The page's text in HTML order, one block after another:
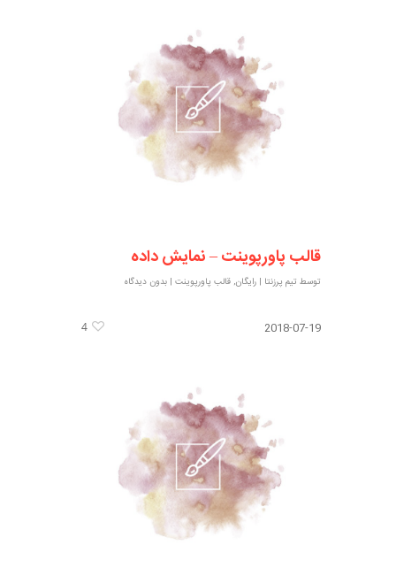
قالب پاورپوینت – نمایش داده
توسط تیم پرزنتا |رایگان,قالب پاورپوینت |بدون دیدگاه
2018-07-19
4